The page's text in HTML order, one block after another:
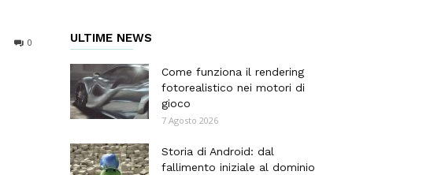
0 ULTIME NEWS
Come funziona il rendering
fotorealistico nei motori di
gioco
7 Agosto 2026
Storia di Android: dal
fallimento iniziale al dominio